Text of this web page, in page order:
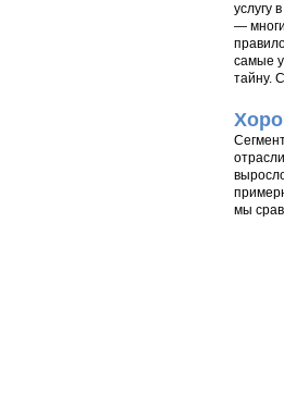
услугу
—
самые
тайну.
мы